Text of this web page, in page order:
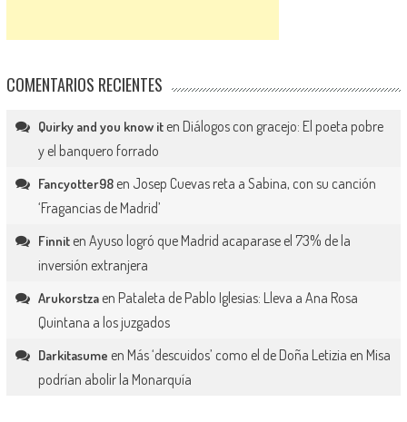
COMENTARIOS RECIENTES
Quirky and you know iten Diálogos con gracejo: El poeta pobre
y el banquero forrado
Fancyotter98en Josep Cuevas reta a Sabina, con su canción
‘Fragancias de Madrid’
Finniten Ayuso logró que Madrid acaparase el 73% de la
inversión extranjera
Arukorstzaen Pataleta de Pablo Iglesias: Lleva a Ana Rosa
Quintana a los juzgados
Darkitasume en Más ‘descuidos’ como el de Doña Letizia en Misa
podrían abolir la Monarquía